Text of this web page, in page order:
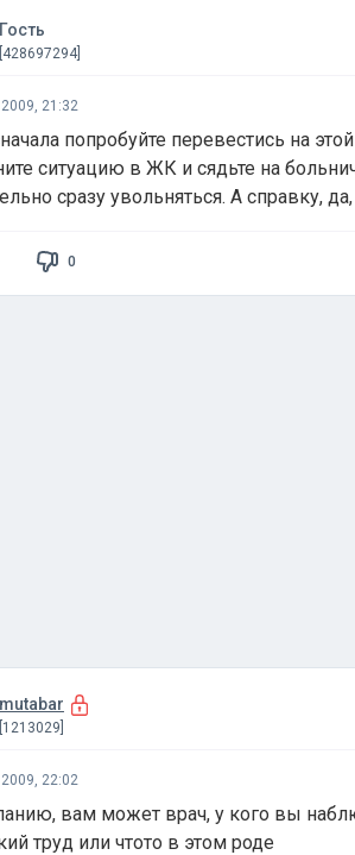
Гость
[428697294]
21:32
попробуйте перевестись на
ситуацию в ЖК и сядьте на
сразу увольняться. А справку,
0
mutabar
[1213029]
22:02
вам может врач, у кого вы
труд или чтото в этом роде